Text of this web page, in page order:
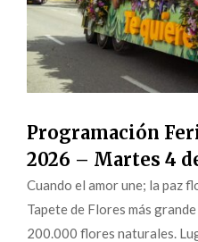
Programación
2026 – Martes 4
Cuando el amor une; la paz
Tapete de Flores más
200.000 flores naturales.